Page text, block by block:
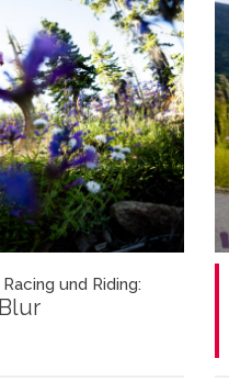
und Riding: